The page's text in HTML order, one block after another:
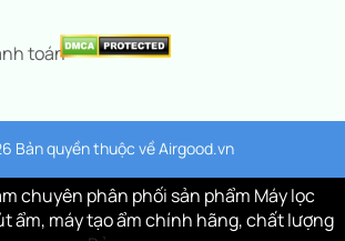
toán
Bản quyền thuộc vềAirgood.vn
chuyên phân phối sản phẩm Máy lọc
ẩm, máy tạo ẩm chính hãng, chất lượng